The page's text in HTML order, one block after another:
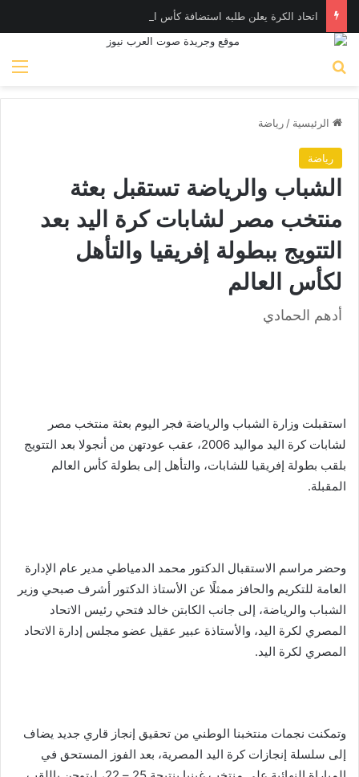
اتحاد الكرة يعلن طلبه استضافة كأس الأمم الإفريقية تحت ٢٣ عاما
الرئيسية / رياضة
رياضة
الشباب والرياضة تستقبل بعثة
منتخب مصر لشابات كرة اليد بعد
التتويج ببطولة إفريقيا والتأهل
لكأس العالم
أدهم الحمادي
استقبلت وزارة الشباب والرياضة فجر اليوم بعثة منتخب مصر
لشابات كرة اليد مواليد 2006، عقب عودتهن من أنجولا بعد التتويج
بلقب بطولة إفريقيا للشابات، والتأهل إلى بطولة كأس العالم
المقبلة.
وحضر مراسم الاستقبال الدكتور محمد الدمياطي مدير عام الإدارة
العامة للتكريم والحافز ممثلًا عن الأستاذ الدكتور أشرف صبحي وزير
الشباب والرياضة، إلى جانب الكابتن خالد فتحي رئيس الاتحاد
المصري لكرة اليد، والأستاذة عبير عقيل عضو مجلس إدارة الاتحاد
المصري لكرة اليد.
وتمكنت نجمات منتخبنا الوطني من تحقيق إنجاز قاري جديد يضاف
إلى سلسلة إنجازات كرة اليد المصرية، بعد الفوز المستحق في